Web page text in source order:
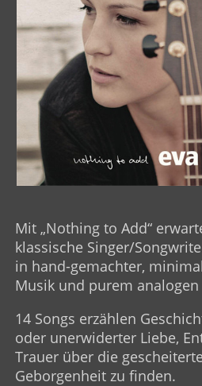
Mit „Nothing to Add“
klassische Singer/
in hand-gemachter,
Musik und purem analogen
14 Songs erzählen
oder unerwiderter Liebe,
Trauer über die
Geborgenheit zu finden.